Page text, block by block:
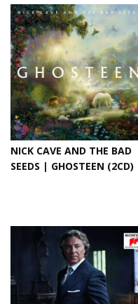
NICK CAVE AND THE BAD
SEEDS | GHOSTEEN (2CD)